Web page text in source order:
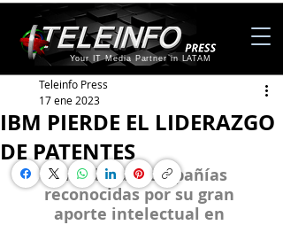
Your IT Media Partner in LATAM
IBM PIERDE EL LIDERAZGO
DE PATENTES
Teleinfo Press
17 ene 2023
Una de las compañías
reconocidas por su gran
aporte intelectual en